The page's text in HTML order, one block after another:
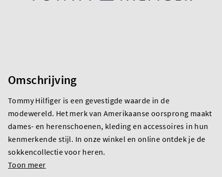
Omschrijving
Tommy Hilfiger is een gevestigde waarde in de
modewereld. Het merk van Amerikaanse oorsprong maakt
dames- en herenschoenen, kleding en accessoires in hun
kenmerkende stijl. In onze winkel en online ontdek je de
sokkencollectie voor heren.
Toon meer